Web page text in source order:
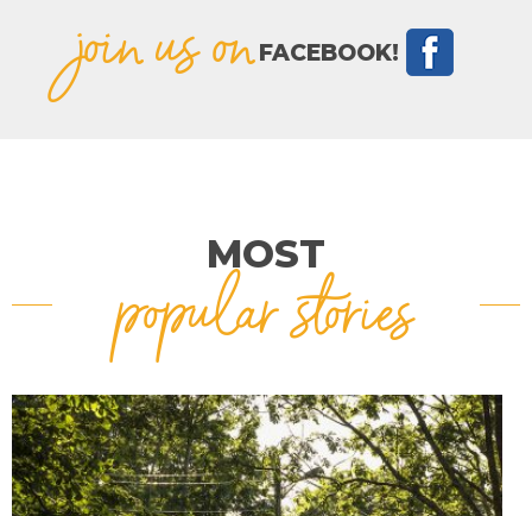
join us on FACEBOOK!
MOST
popular stories